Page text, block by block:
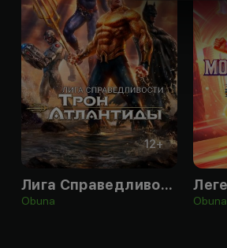
12+
Лига Справедливости: Трон Атлантиды
Obuna Obuna